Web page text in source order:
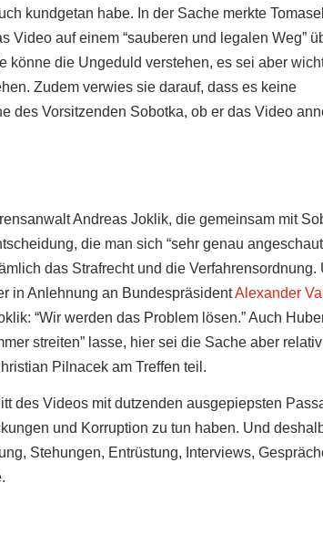
kundgetan habe. In der Sache merkte
Video auf einem “sauberen und legalen Weg”
könne die Ungeduld verstehen, es sei aber
Zudem verwies sie darauf, dass es keine
des Vorsitzenden Sobotka, ob er das Video
Andreas Joklik, die gemeinsam mit
die man sich “sehr genau
das Strafrecht und die Verfahrensordnung.
in Anlehnung an BundespräsidentAlexander
“Wir werden das Problem lösen.” Auch
streiten” lasse, hier sei die Sache aber relativ
Pilnacek am Treffen teil.
des Videos mit dutzenden ausgepiepsten
und Korruption zu tun haben. Und
Stehungen, Entrüstung, Interviews,